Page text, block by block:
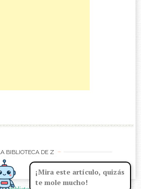
¡Mira este artículo, quizás
te mole mucho!
BIBLIOTECA DE Z -